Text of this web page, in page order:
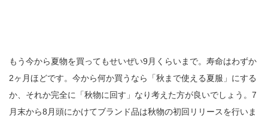
もう今から夏物を買ってもせいぜい9月くらいまで。寿命はわずか
2ヶ月ほどです。今から何か買うなら「秋まで使える夏服」にする
か、それか完全に「秋物に回す」なり考えた方が良いでしょう。7
月末から8月頭にかけてブランド品は秋物の初回リリースを行いま